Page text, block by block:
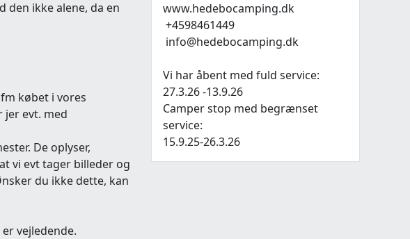
den ikke alene, da en
købet i vores
jer evt. med
De oplyser,
vi evt tager billeder og
du ikke dette, kan
vejledende.
www.hedebocamping.dk
+4598461449
info@hedebocamping.dk
Vi har åbent med fuld service:
27.3.26 -13.9.26
Camper stop med begrænset
service:
15.9.25-26.3.26